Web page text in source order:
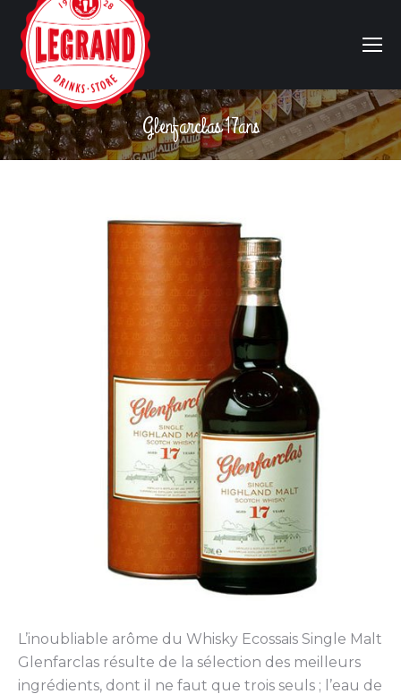
Glenfarclas 17ans
Vous êtes ici :
L’inoubliable arôme du Whisky Ecossais Single Malt
Glenfarclas résulte de la sélection des meilleurs
ingrédients, dont il ne faut que trois seuls ; l’eau de